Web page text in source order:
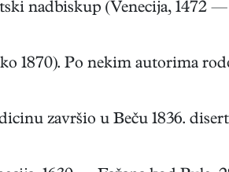
nadbiskup (Venecija, 1472 —
1870). Po nekim autorima
završio u Beču 1836.